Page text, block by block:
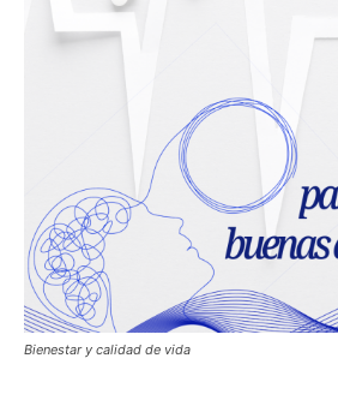
Bienestar y calidad de vida